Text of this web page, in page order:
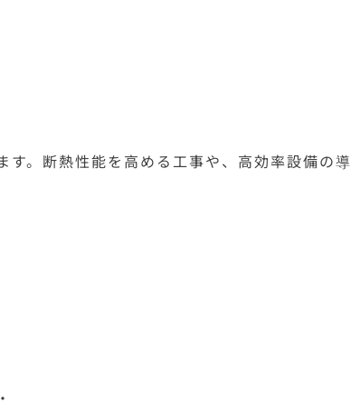
。断熱性能を高める工事や、高効率設備の導